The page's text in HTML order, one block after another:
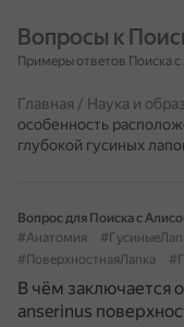
Вопросы к
Примеры ответов Поиска
Главная / Наука и
особенность
глубокой гусиных
Вопрос для Поиска с
#Анатомия
#ПоверхностнаяЛапка
В чём заключается
anserinus